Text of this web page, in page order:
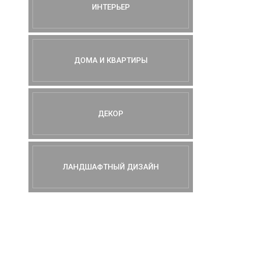
ИНТЕРЬЕР
ДОМА И КВАРТИРЫ
ДЕКОР
ЛАНДШАФТНЫЙ ДИЗАЙН